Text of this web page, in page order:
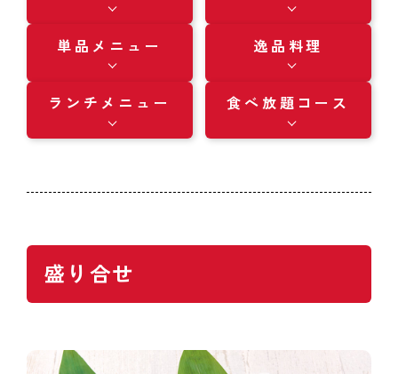
単品メニュー 逸品料理
ランチメニュー 食べ放題コース
盛り合せ